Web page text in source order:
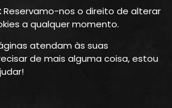
Reservamo-nos o direito de alterar
a qualquer momento.
atendam às suas
de mais alguma coisa, estou